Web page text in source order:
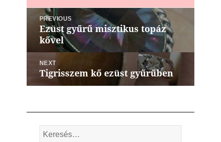
Bejegyzés
navigáció
PREVIOUS
Previous
post:
Ezüst gyűrű misztikus topáz
kővel
NEXT
Next
post:
Tigrisszem kő ezüst gyűrűben
Keresés: